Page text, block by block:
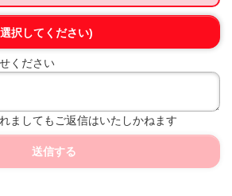
択してください)
ください
ましてもご返信はいたしかねます
送信する